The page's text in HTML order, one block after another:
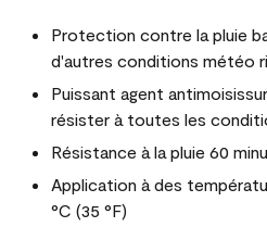
Protection contre la pluie
d'autres conditions météo
Puissant agent
résister à toutes les
Résistance à la pluie 60
Application à des
°C (35 °F)